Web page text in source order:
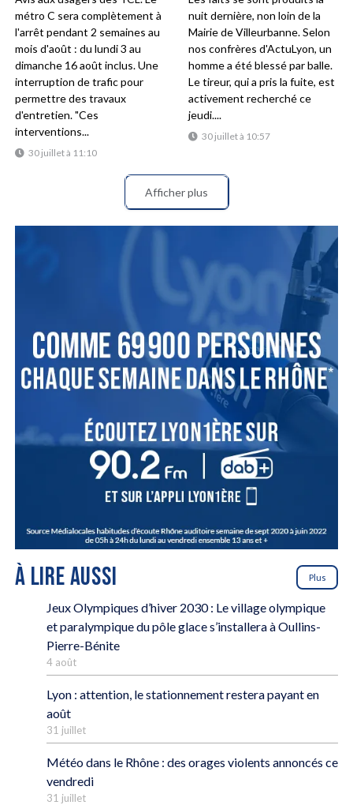
30 juillet à 11:10
métro C sera complètement à
l'arrêt pendant 2 semaines au
mois d'août : du lundi 3 au
dimanche 16 août inclus. Une
interruption de trafic pour
permettre des travaux
d'entretien. "Ces
interventions...
30 juillet à 10:57
nuit dernière, non loin de la
Mairie de Villeurbanne. Selon
nos confrères d'ActuLyon, un
homme a été blessé par balle.
Le tireur, qui a pris la fuite, est
activement recherché ce
jeudi....
Afficher plus
À LIRE AUSSI Plus
Jeux Olympiques d’hiver 2030 : Le village olympique
et paralympique du pôle glace s’installera à Oullins-
Pierre-Bénite
4 août
Lyon : attention, le stationnement restera payant en
août
31 juillet
Météo dans le Rhône : des orages violents annoncés ce
vendredi
31 juillet